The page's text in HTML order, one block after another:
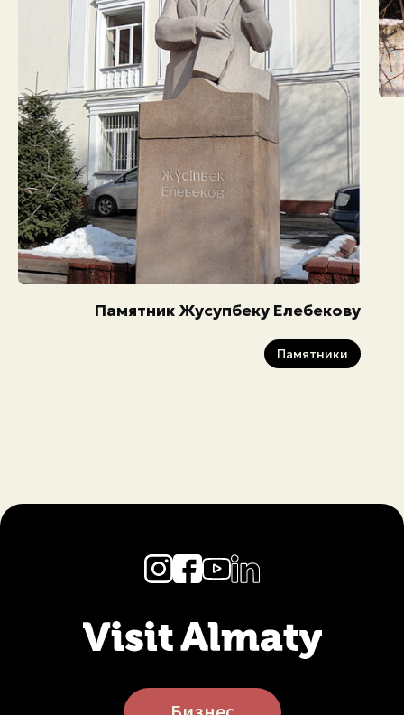
Памятник Жусупбеку Елебекову
Памятники